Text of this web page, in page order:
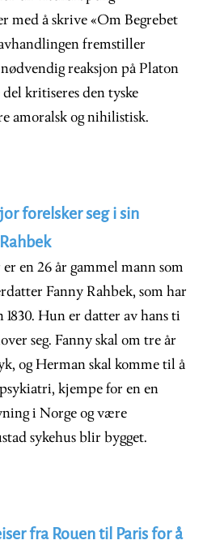
med å skrive «Om Begrebet
fremstiller
nødvendig reaksjon på Platon
kritiseres den tyske
amoralsk og nihilistisk.
forelsker seg i sin
en 26 år gammel mann som
Fanny Rahbek, som har
Hun er datter av hans ti
seg. Fanny skal om tre år
og Herman skal komme til å
kjempe for en en
i Norge og være
sykehus blir bygget.
fra Rouen til Paris for å